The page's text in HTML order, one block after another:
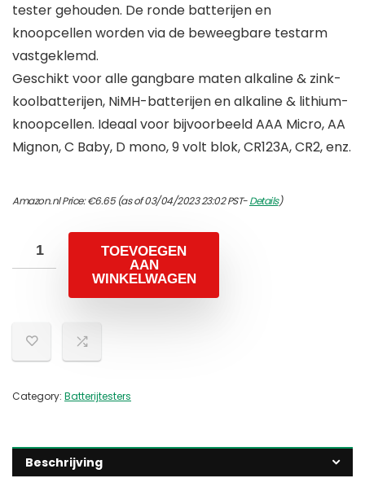
tester gehouden. De ronde batterijen en
knoopcellen worden via de beweegbare testarm
vastgeklemd.
Geschikt voor alle gangbare maten alkaline & zink-
koolbatterijen, NiMH-batterijen en alkaline & lithium-
knoopcellen. Ideaal voor bijvoorbeeld AAA Micro, AA
Mignon, C Baby, D mono, 9 volt blok, CR123A, CR2, enz.
Amazon.nl Price:€6.65(as of 03/04/2023 23:02 PST-Details)
TOEVOEGEN
AAN
WINKELWAGEN
Category: Batterijtesters
Beschrijving